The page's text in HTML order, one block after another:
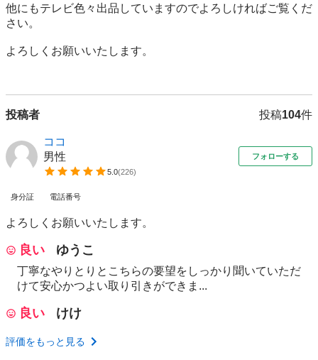
他にもテレビ色々出品していますのでよろしければご覧くだ
さい。
よろしくお願いいたします。
投稿者 投稿104件
ココ
男性
5.0(226)
フォローする
身分証 電話番号
よろしくお願いいたします。
良い ゆうこ
丁寧なやりとりとこちらの要望をしっかり聞いていただ
けて安心かつよい取り引きができま...
良い けけ
評価をもっと見る